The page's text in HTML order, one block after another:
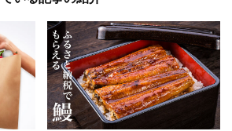
玉子屋別館